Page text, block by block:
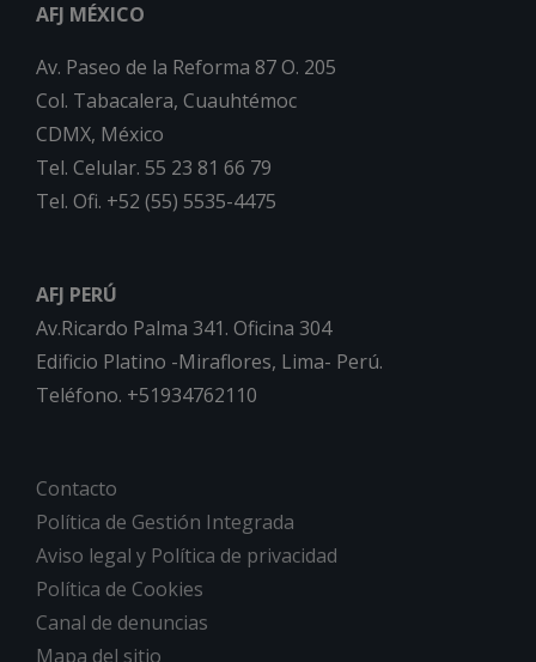
AFJ MÉXICO
Av. Paseo de la Reforma 87 O. 205
Col. Tabacalera, Cuauhtémoc
CDMX, México
Tel. Celular. 55 23 81 66 79
Tel. Ofi. +52 (55) 5535-4475
AFJ PERÚ
Av.Ricardo Palma 341. Oficina 304
Edificio Platino -Miraflores, Lima- Perú.
Teléfono. +51934762110
Contacto
Política de Gestión Integrada
Aviso legal y Política de privacidad
Política de Cookies
Canal de denuncias
Mapa del sitio